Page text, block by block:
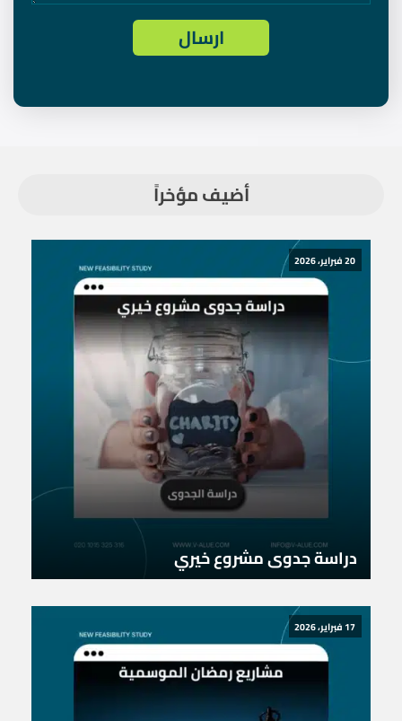
أضيف مؤخراً
20 فبراير، 2026
دراسة جدوى مشروع خيري
17 فبراير، 2026